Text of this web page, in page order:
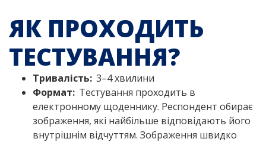
ЯК ПРОХОДИТЬ
ТЕСТУВАННЯ?
Тривалість: 3–4 хвилини
Формат: Тестування проходить в
електронному щоденнику. Респондент обирає
зображення, які найбільше відповідають його
внутрішнім відчуттям. Зображення швидко